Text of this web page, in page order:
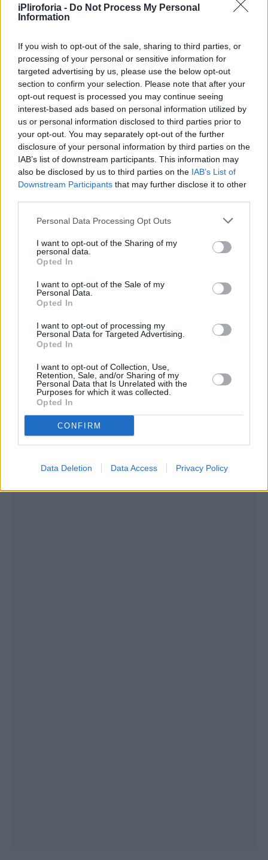
iPliroforia - Do Not Process My Personal
Information
If you wish to opt-out of the sale, sharing to third parties, or
processing of your personal or sensitive information for
targeted advertising by us, please use the below opt-out
section to confirm your selection. Please note that after your
opt-out request is processed you may continue seeing
interest-based ads based on personal information utilized by
us or personal information disclosed to third parties prior to
your opt-out. You may separately opt-out of the further
disclosure of your personal information by third parties on the
IAB’s list of downstream participants. This information may
also be disclosed by us to third parties on the IAB’s List of
Downstream Participants that may further disclose it to other
Personal Data Processing Opt Outs
I want to opt-out of the Sharing of my
personal data.
Opted In
I want to opt-out of the Sale of my
Personal Data.
Opted In
I want to opt-out of processing my
Personal Data for Targeted Advertising.
Opted In
I want to opt-out of Collection, Use,
Retention, Sale, and/or Sharing of my
Personal Data that Is Unrelated with the
Purposes for which it was collected.
Opted In
CONFIRM
Data Deletion Data Access Privacy Policy
Ένοχη με ελαφρυντικό η οδηγός
για το θανατηφόρο τροχαίο
Το δικαστήριο αναγνώρισε στην
κατηγορούμενη το ελαφρυντικό της
ειλικρινούς μεταμέλειας και της επέβαλε
ποινή φυλάκισης ενός έτους με τριετή
αναστολή. Από μέρους της κατηγορουμένης
ασκήθηκε έφεση κατά της πρωτόδικης
απόφασης.
Στην εξομολόγηση ψυχής οι γονείς είχαν
αναφέρει ότι μόλις οι γιατροί έβαλαν το παιδί
στον αξονικό τομογράφο και είδαν ότι έχει
πάθει αποκόλληση ο εγκέφαλος, τους
ξεκαθάρισαν ότι δεν υπάρχει ελπίδα. Όμως
εκείνοι αρνούνταν να το δεχθούν. «Μας
είπαν αμέσως για τη δωρεά οργάνων. Εμείς
με το φτωχό μας το μυαλό, ελπίζαμε. Λέγαμε
«υπάρχει Θεός». Διαβεβαιώναμε τους
ανθρώπους ότι το παιδί κάθε μέρα
βελτιώνεται. Από μόνοι μας το λέγαμε και οι
γιατροί μας κοιτούσαν καλά-καλά».